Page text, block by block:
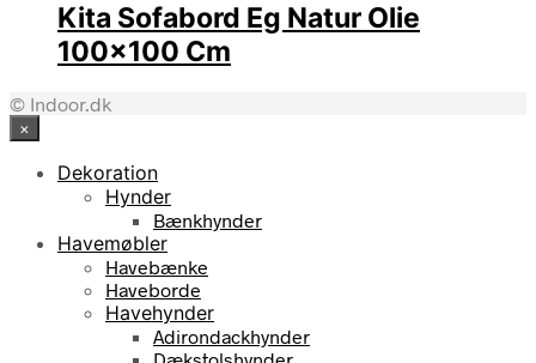
Kita Sofabord Eg Natur Olie
100×100 Cm
© Indoor.dk
×
Dekoration
Hynder
Bænkhynder
Havemøbler
Havebænke
Haveborde
Havehynder
Adirondackhynder
Dækstolshynder